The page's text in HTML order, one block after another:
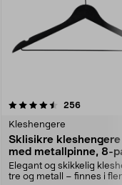
256
Kleshengere
Sklisikre
med metallpinne, 8-
Elegant og skikkelig
tre og metall – finnes i
4.5av 5 stjerner